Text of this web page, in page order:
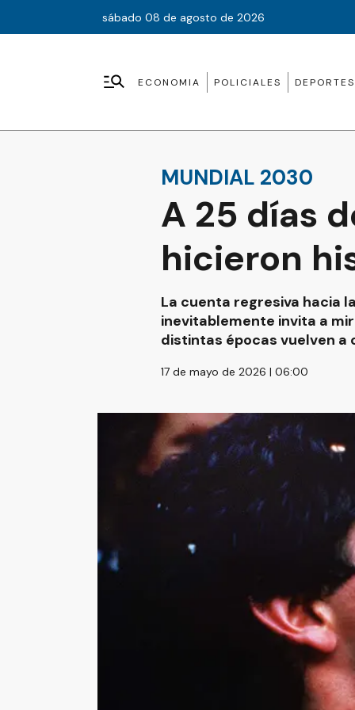
sábado 08 de agosto de 2026
ECONOMIA POLICIALES DEPORTES
MUNDIAL 2030
A 25 días
hicieron
La cuenta regresiva hacia
inevitablemente invita a
distintas épocas vuelven a
17 de mayo de 2026 | 06:00